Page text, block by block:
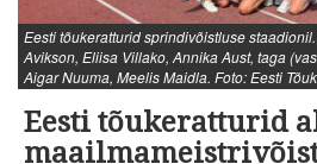
Eesti tõukeratturid sprindivõistluse
Avikson, Eliisa Villako, Annika Aust, taga
Aigar Nuuma, Meelis Maidla. Foto: Eesti
Eesti tõukeratturid